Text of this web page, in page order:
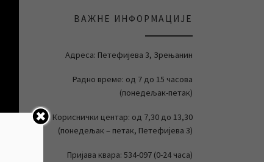
ВАЖНЕ ИНФОРМАЦИЈЕ
Адреса: Петефијева 3, Зрењанин
Радно време: од 7 до 15 часова
(понедељак-петак)
Кориснички центар: од 7,30 до 13,30
(понедељак – петак, Петефијева 3)
Пријава квара: 534-097 (0-24 часа)